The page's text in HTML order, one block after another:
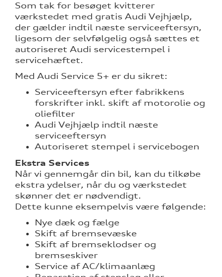
Som tak for besøget kvitterer
værkstedet med gratis Audi Vejhjælp,
der gælder indtil næste serviceeftersyn,
ligesom der selvfølgelig også sættes et
autoriseret Audi servicestempel i
servicehæftet.
Med Audi Service 5+ er du sikret:
Serviceeftersyn efter fabrikkens
forskrifter inkl. skift af motorolie og
oliefilter
Audi Vejhjælp indtil næste
serviceeftersyn
Autoriseret stempel i servicebogen
Ekstra Services
Når vi gennemgår din bil, kan du tilkøbe
ekstra ydelser, når du og værkstedet
skønner det er nødvendigt.
Dette kunne eksempelvis være følgende:
Nye dæk og fælge
Skift af bremsevæske
Skift af bremseklodser og
bremseskiver
Service af AC/klimaanlæg